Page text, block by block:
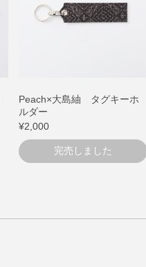
Peach×大島紬 タグキーホ
ルダー
¥2,000
完売しました